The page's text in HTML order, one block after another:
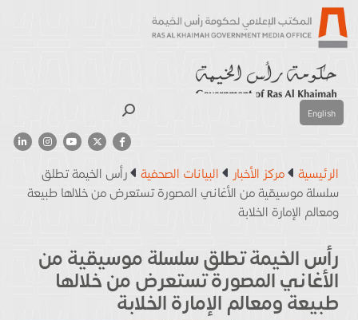
English
الرئيسية مركز الأخبار البيانات الصحفية
رأس الخيمة تطلق
سلسلة موسيقية من الأغاني المصورة تستعرض من خلالها طبيعة
ومعالم الإمارة الخلابة
رأس الخيمة تطلق سلسلة موسيقية من
الأغاني المصورة تستعرض من خلالها
طبيعة ومعالم الإمارة الخلابة